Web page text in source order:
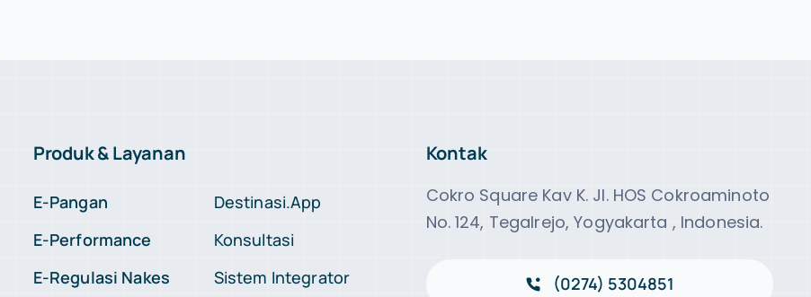
Produk & Layanan
E-Pangan
E-Performance
E-Regulasi Nakes
Destinasi.App
Konsultasi
Sistem Integrator
Kontak
Cokro Square Kav K. Jl. HOS Cokroaminoto
No. 124, Tegalrejo, Yogyakarta , Indonesia.
(0274) 5304851